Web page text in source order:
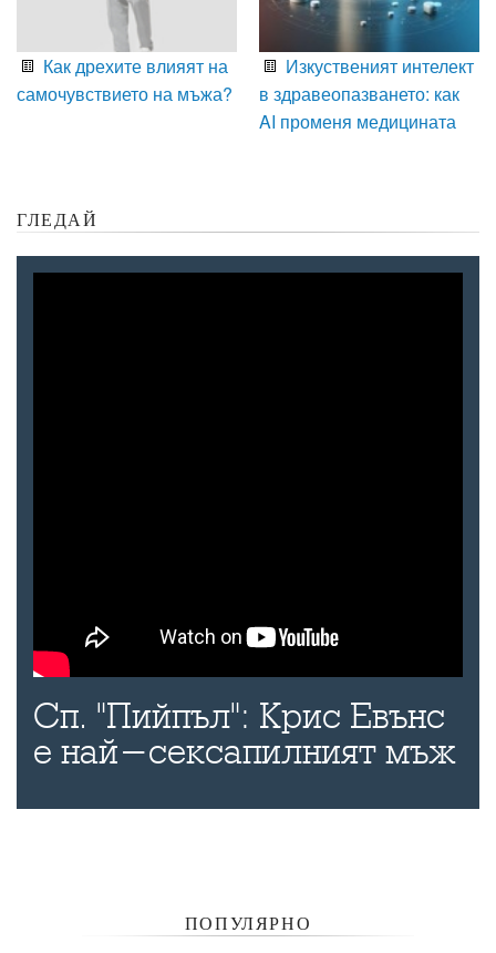
Как дрехите влияят на
самочувствието на мъжа?
Изкуственият интелект
в здравеопазването: как
AI променя медицината
ГЛЕДАЙ
Сп. "Пийпъл": Крис Евънс
е най-сексапилният мъж
ПОПУЛЯРНО